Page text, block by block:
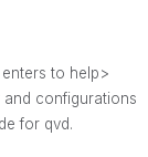
to help>
configurations
for qvd.